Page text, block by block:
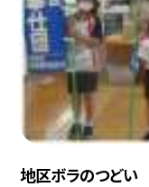
地区ボラのつどい